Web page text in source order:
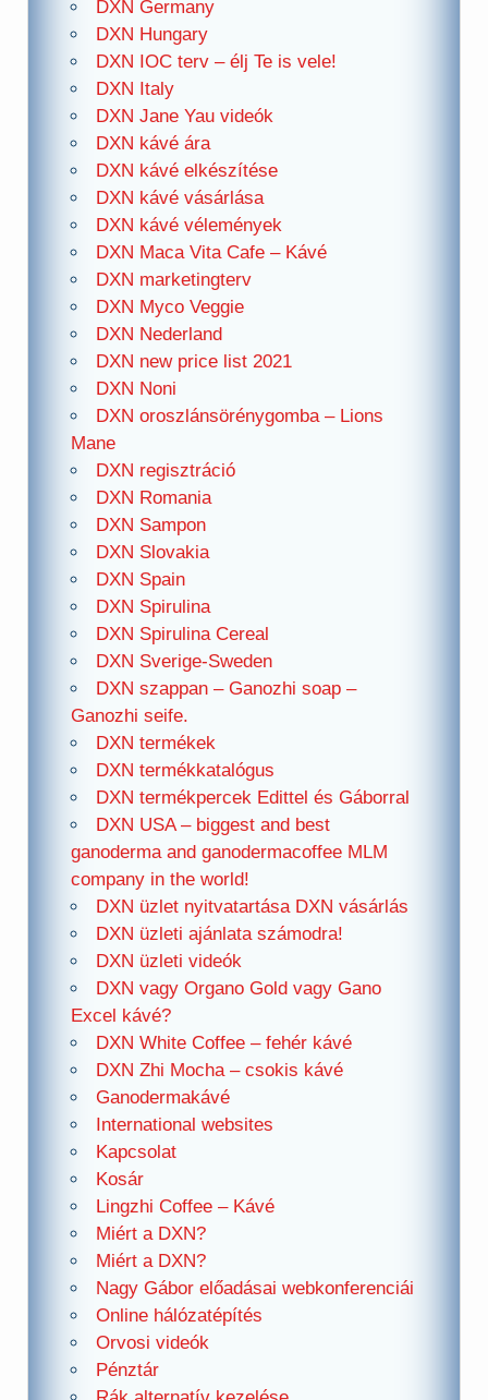
DXN Germany
DXN Hungary
DXN IOC terv – élj Te is vele!
DXN Italy
DXN Jane Yau videók
DXN kávé ára
DXN kávé elkészítése
DXN kávé vásárlása
DXN kávé vélemények
DXN Maca Vita Cafe – Kávé
DXN marketingterv
DXN Myco Veggie
DXN Nederland
DXN new price list 2021
DXN Noni
DXN oroszlánsörénygomba – Lions
Mane
DXN regisztráció
DXN Romania
DXN Sampon
DXN Slovakia
DXN Spain
DXN Spirulina
DXN Spirulina Cereal
DXN Sverige-Sweden
DXN szappan – Ganozhi soap –
Ganozhi seife.
DXN termékek
DXN termékkatalógus
DXN termékpercek Edittel és Gáborral
DXN USA – biggest and best
ganoderma and ganodermacoffee MLM
company in the world!
DXN üzlet nyitvatartása DXN vásárlás
DXN üzleti ajánlata számodra!
DXN üzleti videók
DXN vagy Organo Gold vagy Gano
Excel kávé?
DXN White Coffee – fehér kávé
DXN Zhi Mocha – csokis kávé
Ganodermakávé
International websites
Kapcsolat
Kosár
Lingzhi Coffee – Kávé
Miért a DXN?
Miért a DXN?
Nagy Gábor előadásai webkonferenciái
Online hálózatépítés
Orvosi videók
Pénztár